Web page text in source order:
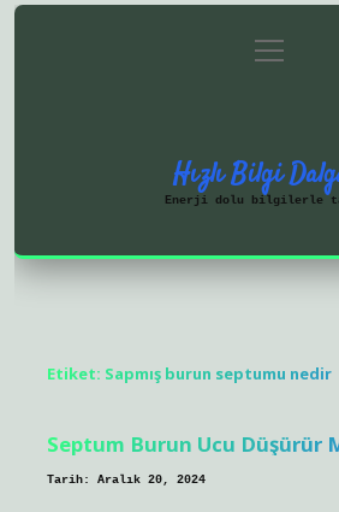
Gizlilik
menüyü
aç
Hızlı Bilgi
Enerji dolu bilgilerle
Etiket: Sapmış burun septumu nedir
Septum Burun Ucu Düşürür
Tarih: Aralık 20, 2024